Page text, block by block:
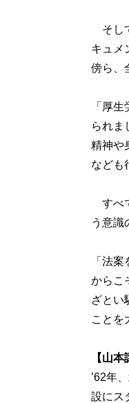
そし
キュメ
傍ら、
「厚
られま
精神や
なども
すべ
う意識
「法
からこ
ざとい
ことを
【山本
’62年
設にス